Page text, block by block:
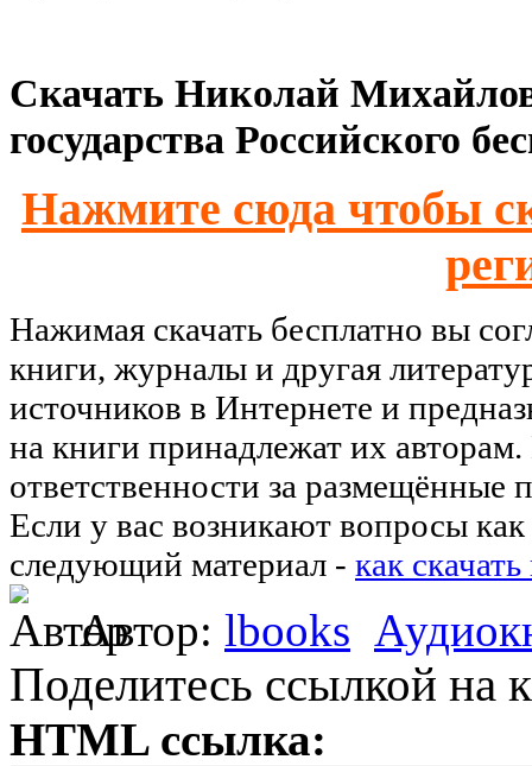
Скачать Николай
государства Российского
Нажмите сюда чтобы
Нажимая скачать бесплатно вы
книги, журналы и другая
источников в Интернете и
на книги принадлежат их
ответственности за размещённые
Если у вас возникают вопросы как
следующий материал - как
Автор: lbooks
Поделитесь ссылкой на
HTML ссылка: